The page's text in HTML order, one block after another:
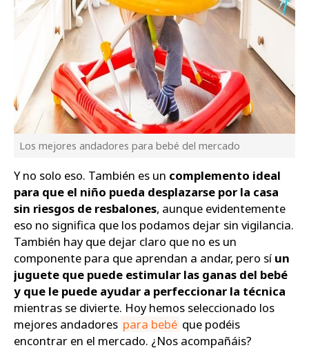
Los mejores andadores para bebé del mercado
Y no solo eso. También es un complemento ideal
para que el niño pueda desplazarse por la casa
sin riesgos de resbalones, aunque evidentemente
eso no significa que los podamos dejar sin vigilancia.
También hay que dejar claro que no es un
componente para que aprendan a andar, pero sí un
juguete que puede estimular las ganas del bebé
y que le puede ayudar a perfeccionar la técnica
mientras se divierte. Hoy hemos seleccionado los
mejores andadores para bebé que podéis
encontrar en el mercado. ¿Nos acompañáis?